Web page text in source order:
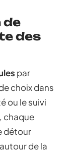
de
des
par
choix dans
ou le suivi
chaque
détour
de la